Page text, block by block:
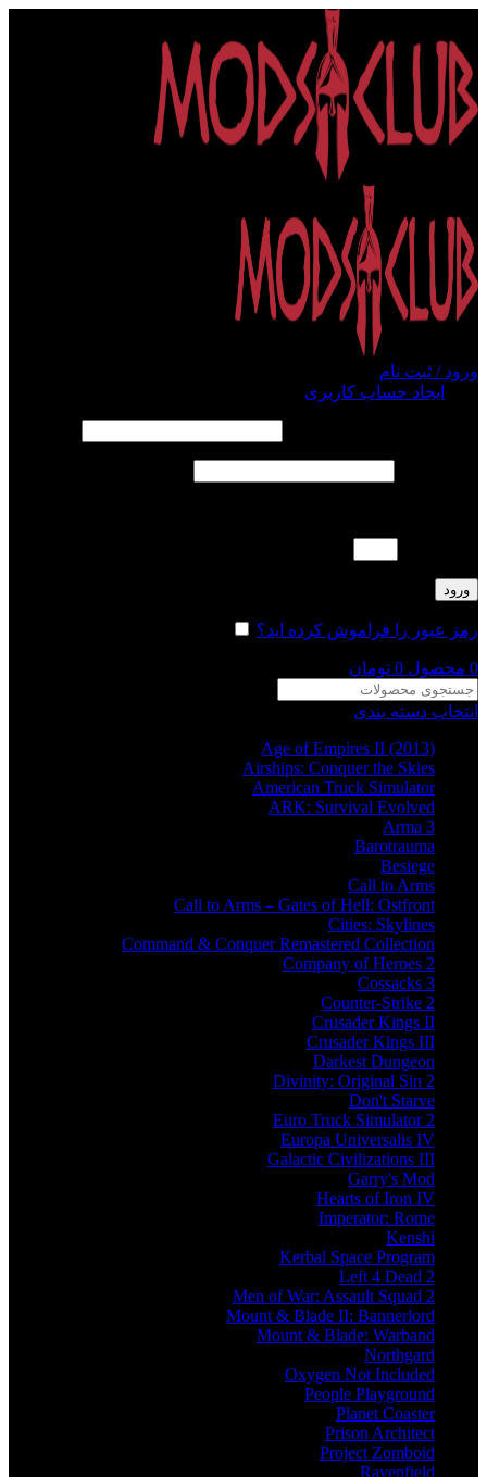
ورود / ثبت نام
ایجاد حساب کاربری
ورود
رمز عبور را فراموش کرده اید؟
0 محصول 0 تومان
انتخاب دسته بندی
Age of Empires II (2013)
Airships: Conquer the Skies
American Truck Simulator
ARK: Survival Evolved
Arma 3
Barotrauma
Besiege
Call to Arms
Call to Arms – Gates of Hell: Ostfront
Cities: Skylines
Command & Conquer Remastered Collection
Company of Heroes 2
Cossacks 3
Counter-Strike 2
Crusader Kings II
Crusader Kings III
Darkest Dungeon
Divinity: Original Sin 2
Don't Starve
Euro Truck Simulator 2
Europa Universalis IV
Galactic Civilizations III
Garry's Mod
Hearts of Iron IV
Imperator: Rome
Kenshi
Kerbal Space Program
Left 4 Dead 2
Men of War: Assault Squad 2
Mount & Blade II: Bannerlord
Mount & Blade: Warband
Northgard
Oxygen Not Included
People Playground
Planet Coaster
Prison Architect
Project Zomboid
Ravenfield